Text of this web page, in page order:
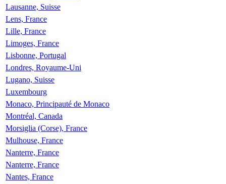
Lausanne, Suisse
Lens, France
Lille, France
Limoges, France
Lisbonne, Portugal
Londres, Royaume-Uni
Lugano, Suisse
Luxembourg
Monaco, Principauté de Monaco
Montréal, Canada
Morsiglia (Corse), France
Mulhouse, France
Nanterre, France
Nanterre, France
Nantes, France